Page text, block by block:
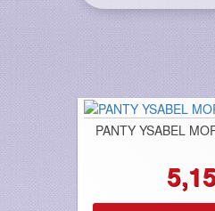
PANTY YSABEL